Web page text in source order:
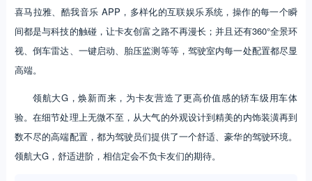
喜马拉雅、酷我音乐 APP，多样化的互联娱乐系统，操作的每一个瞬
间都是与科技的触碰，让卡友创富之路不再漫长；并且还有360°全景环
视、倒车雷达、一键启动、胎压监测等等，驾驶室内每一处配置都尽显
高端。
领航大G，焕新而来，为卡友营造了更高价值感的轿车级用车体
验。在细节处理上无微不至，从大气的外观设计到精美的内饰装潢再到
数不尽的高端配置，都为驾驶员们提供了一个舒适、豪华的驾驶环境。
领航大G，舒适进阶，相信定会不负卡友们的期待。